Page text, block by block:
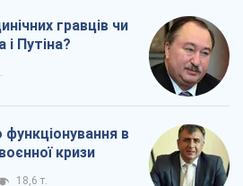
гравців чи
Путіна?
в
кризи
18,6 т.